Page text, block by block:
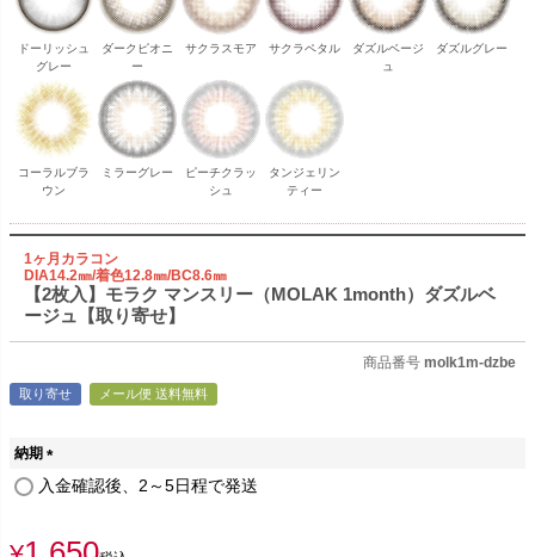
ドーリッシュ
グレー
ダークピオニ
ー
サクラスモア サクラペタル
ダズルベージ
ュ
ダズルグレー
コーラルブラ
ウン
ミラーグレー
ピーチクラッ
シュ
タンジェリン
ティー
1ヶ月カラコン
DIA14.2㎜/着色12.8㎜/BC8.6㎜
【2枚入】モラク マンスリー（MOLAK 1month）ダズルベ
ージュ【取り寄せ】
商品番号 molk1m-dzbe
取り寄せ メール便 送料無料
納期
(
)
入金確認後、2～5日程で発送